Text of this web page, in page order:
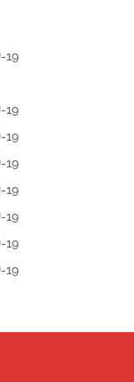
19
19
19
19
19
19
19
19